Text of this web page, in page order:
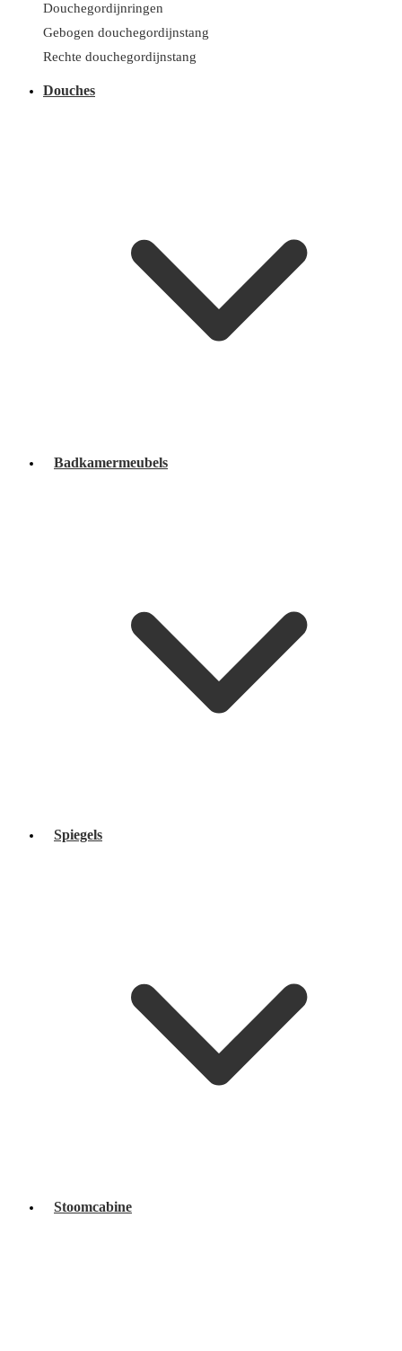
Douchegordijnringen
Gebogen douchegordijnstang
Rechte douchegordijnstang
Douches
Badkamermeubels
Spiegels
Stoomcabine